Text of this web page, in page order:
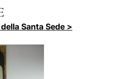
Santa Sede >